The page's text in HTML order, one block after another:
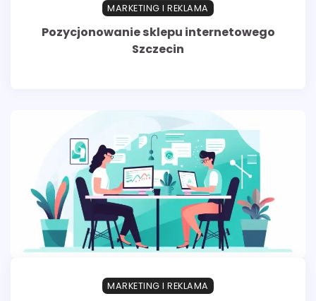
MARKETING I REKLAMA
Pozycjonowanie sklepu internetowego
Szczecin
MARKETING I REKLAMA